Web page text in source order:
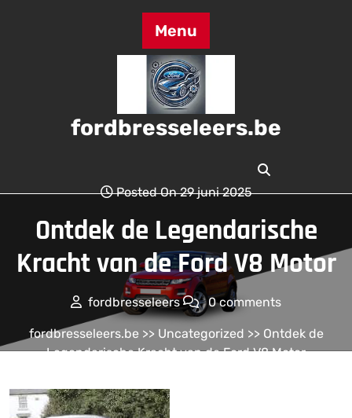
Menu
fordbresseleers.be
Posted On 29 juni 2025
Ontdek de Legendarische
Kracht van de Ford V8 Motor
fordbresseleers 0 comments
fordbresseleers.be>> Uncategorized >> Ontdek de
Legendarische Kracht van de Ford V8 Motor